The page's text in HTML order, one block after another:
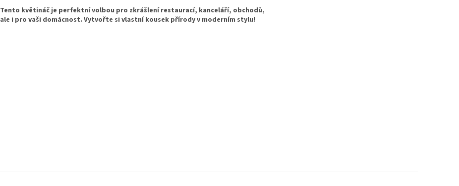
Tento květináč je perfektní volbou pro zkrášlení restaurací, kanceláří, obchodů,
ale i pro vaši domácnost. Vytvořte si vlastní kousek přírody v moderním stylu!